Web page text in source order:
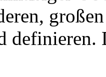
definieren.